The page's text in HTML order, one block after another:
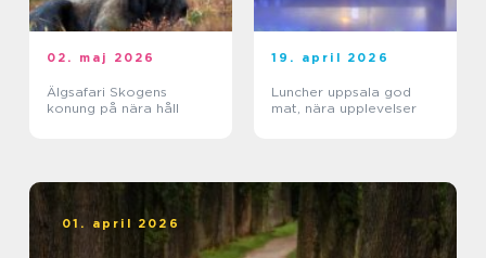
02. maj 2026
Älgsafari Skogens
konung på nära håll
19. april 2026
Luncher uppsala god
mat, nära upplevelser
01. april 2026